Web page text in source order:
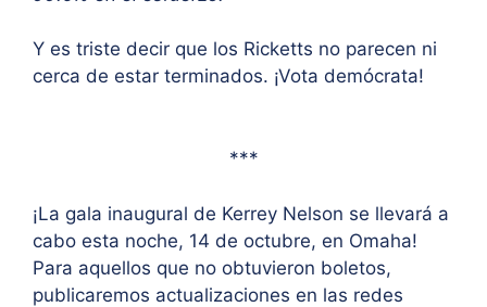
Y es triste decir que los Ricketts no parecen ni
cerca de estar terminados. ¡Vota demócrata!
***
¡La gala inaugural de Kerrey Nelson se llevará a
cabo esta noche, 14 de octubre, en Omaha!
Para aquellos que no obtuvieron boletos,
publicaremos actualizaciones en las redes